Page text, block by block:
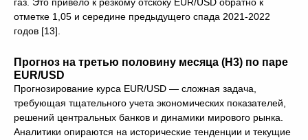
отметке 1,05 и середине предыдущего спада 2021-2022
годов [13].
Прогноз на третью половину месяца (H3) по паре
EUR/USD
Прогнозирование курса EUR/USD — сложная задача,
требующая тщательного учета экономических показателей,
решений центральных банков и динамики мирового рынка.
Аналитики опираются на исторические тенденции и текущие